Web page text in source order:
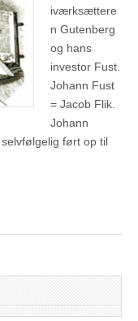
iværksættere
n Gutenberg
og hans
investor Fust.
Johann Fust
= Jacob Flik.
Johann
ført op til